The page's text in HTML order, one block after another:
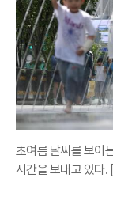
초여름 날씨를 보이
시간을 보내고 있다